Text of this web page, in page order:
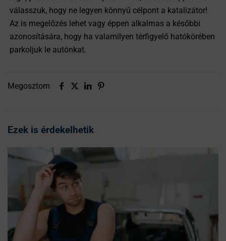
válasszuk, hogy ne legyen könnyű célpont a katalizátor!
Az is megelőzés lehet vagy éppen alkalmas a későbbi
azonosítására, hogy ha valamilyen térfigyelő hatókörében
parkoljuk le autónkat.
Megosztom
Ezek is érdekelhetik